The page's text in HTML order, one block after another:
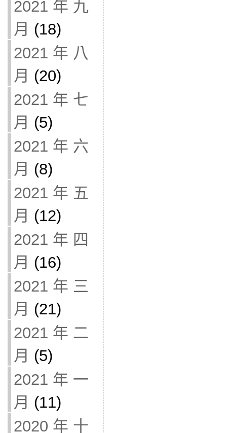
2021 年 九
月 (18)
2021 年 八
月 (20)
2021 年 七
月 (5)
2021 年 六
月 (8)
2021 年 五
月 (12)
2021 年 四
月 (16)
2021 年 三
月 (21)
2021 年 二
月 (5)
2021 年 一
月 (11)
2020 年 十